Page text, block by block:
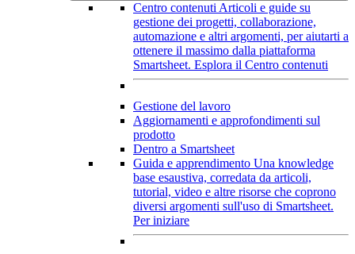
Centro contenuti Articoli e guide su
gestione dei progetti, collaborazione,
automazione e altri argomenti, per aiutarti a
ottenere il massimo dalla piattaforma
Smartsheet. Esplora il Centro contenuti
Gestione del lavoro
Aggiornamenti e approfondimenti sul
prodotto
Dentro a Smartsheet
Guida e apprendimento Una knowledge
base esaustiva, corredata da articoli,
tutorial, video e altre risorse che coprono
diversi argomenti sull'uso di Smartsheet.
Per iniziare